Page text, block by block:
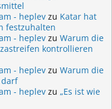
- heplev zu Katar hat
festzuhalten
- heplev zu Warum die
kontrollieren
- heplev zu Warum die
darf
- heplev zu „Es ist wie